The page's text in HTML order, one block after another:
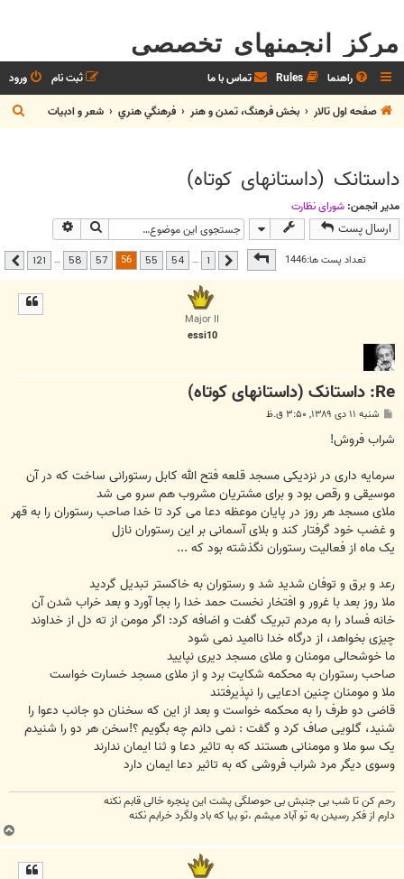
مرکز انجمنهای تخصصی
راهنما Rules تماس با ما ورود
ثبت نام
صفحه اول تالار
بخش فرهنگ، تمدن و هنر فرهنگي هنري شعر و ادبيات
ج
س
داستانک (داستانهای کوتاه)
مدیر انجمن: شوراي نظارت
ارسال پست جستجو
تعداد پست ها:1446صفحه56
121 قبلی …
54
55
56
57
58
…
121 بعدی
Major II
essi10
Re: داستانک (داستانهای کوتاه)
پ
ت
شنبه ۱۱ دی ۱۳۸۹, ۳:۵۰ ق.ظ
شراب فروش!
سرمایه داری در نزدیکی مسجد قلعه فتح الله کابل رستورانی ساخت که در آن
موسیقی و رقص بود و برای مشتریان مشروب هم سرو می شد
ملای مسجد هر روز در پایان موعظه دعا می کرد تا خدا صاحب رستوران را به قهر
و غضب خود گرفتار کند و بلای آسمانی بر این رستوران نازل
یک ماه از فعالیت رستوران نگذشته بود که ...
رعد و برق و توفان شدید شد و رستوران به خاکستر تبدیل گردید
ملا روز بعد با غرور و افتخار نخست حمد خدا را بجا آورد و بعد خراب شدن آن
خانه فساد را به مردم تبریک گفت و اضافه کرد: اگر مومن از ته دل از خداوند
چیزی بخواهد، از درگاه خدا ناامید نمی شود
ما خوشحالی مومنان و ملای مسجد دیری نپایید
صاحب رستوران به محکمه شکایت برد و از ملای مسجد خسارت خواست
ملا و مومنان چنین ادعایی را نپذیرفتند
قاضی دو طرف را به محکمه خواست و بعد از این که سخنان دو جانب دعوا را
شنید، گلویی صاف کرد و گفت : نمی دانم چه بگویم ؟!سخن هر دو را شنیدم
یک سو ملا و مومنانی هستند که به تاثیر دعا و ثنا ایمان ندارند
وسوی دیگر مرد شراب فروشی که به تاثیر دعا ایمان دارد
رحم کن تا شب بی جنبش بی حوصلگی پشت این پنجره خالی قابم نکنه
دارم از فکر رسیدن به تو آباد میشم ،تو بیا که باد ولگرد خرابم نکنه
ب
ا